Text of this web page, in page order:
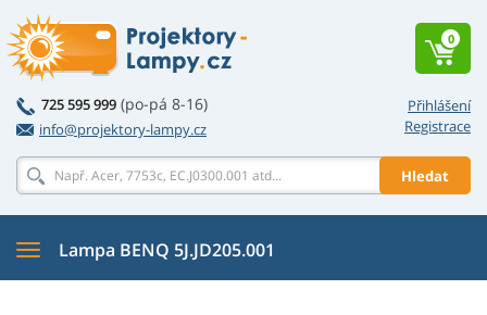
Přihlášení
Registrace
725 595 999 (po-pá 8-16)
info@projektory-lampy.cz
Hledat
0
Lampa BENQ 5J.JD205.001